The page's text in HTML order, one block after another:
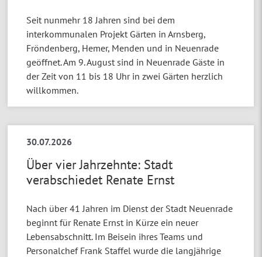
Seit nunmehr 18 Jahren sind bei dem
interkommunalen Projekt Gärten in Arnsberg,
Fröndenberg, Hemer, Menden und in Neuenrade
geöffnet. Am 9. August sind in Neuenrade Gäste in
der Zeit von 11 bis 18 Uhr in zwei Gärten herzlich
willkommen.
30.07.2026
Über vier Jahrzehnte: Stadt
verabschiedet Renate Ernst
Nach über 41 Jahren im Dienst der Stadt Neuenrade
beginnt für Renate Ernst in Kürze ein neuer
Lebensabschnitt. Im Beisein ihres Teams und
Personalchef Frank Staffel wurde die langjährige